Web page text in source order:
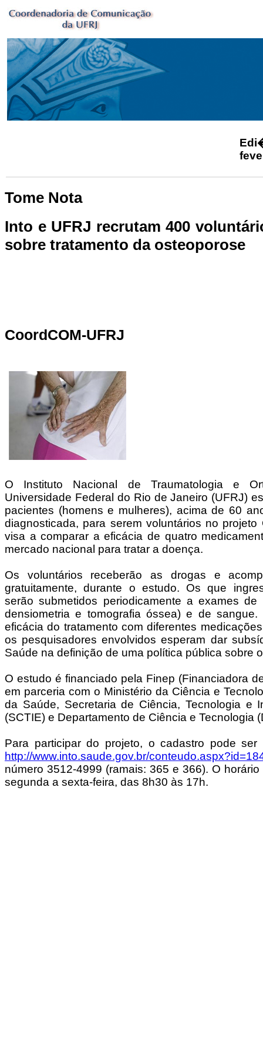
Tome Nota
Into e UFRJ recrutam 400
sobre tratamento da osteoporose
CoordCOM-UFRJ
O Instituto Nacional de Traumatologia e
Universidade Federal do Rio de Janeiro (UFRJ)
pacientes (homens e mulheres), acima de 60
diagnosticada, para serem voluntários no projeto
visa a comparar a eficácia de quatro
mercado nacional para tratar a doença.
Os voluntários receberão as drogas e
gratuitamente, durante o estudo. Os que
serão submetidos periodicamente a exames de
densiometria e tomografia óssea) e de
eficácia do tratamento com diferentes
os pesquisadores envolvidos esperam dar
Saúde na definição de uma política pública sobre
O estudo é financiado pela Finep (Financiadora
em parceria com o Ministério da Ciência e
da Saúde, Secretaria de Ciência, Tecnologia e
(SCTIE) e Departamento de Ciência e Tecnologia
Para participar do projeto, o cadastro pode
http://www.into.saude.gov.br/
número 3512-4999 (ramais: 365 e 366). O
segunda a sexta-feira, das 8h30 às 17h.